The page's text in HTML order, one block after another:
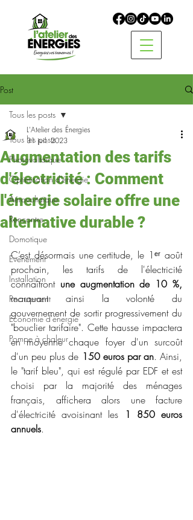
Post
Tous les posts
Photovoltaïque
Optimisation d'énergie
Aérovoltaïque
Rencontre
Domotique
Evénement
Installation
Recrutement
Économie d'énergie
Pompe à chaleur
Tous les posts
Augmentation des tarifs
d'électricité : Comment
l'énergie solaire offre une
alternative durable ?
L'Atelier des Énergies
31 juil. 2023
C’est désormais une certitude, le 1ᵉʳ août
prochain, les tarifs de l'électricité
connaîtront une augmentation de 10 %,
marquant ainsi la volonté du
gouvernement de sortir progressivement du
"bouclier tarifaire". Cette hausse impactera
en moyenne chaque foyer d'un surcoût
d'un peu plus de 150 euros par an. Ainsi,
le "tarif bleu", qui est régulé par EDF et est
choisi par la majorité des ménages
français, affichera alors une facture
d'électricité avoisinant les
1 850 euros
annuels.